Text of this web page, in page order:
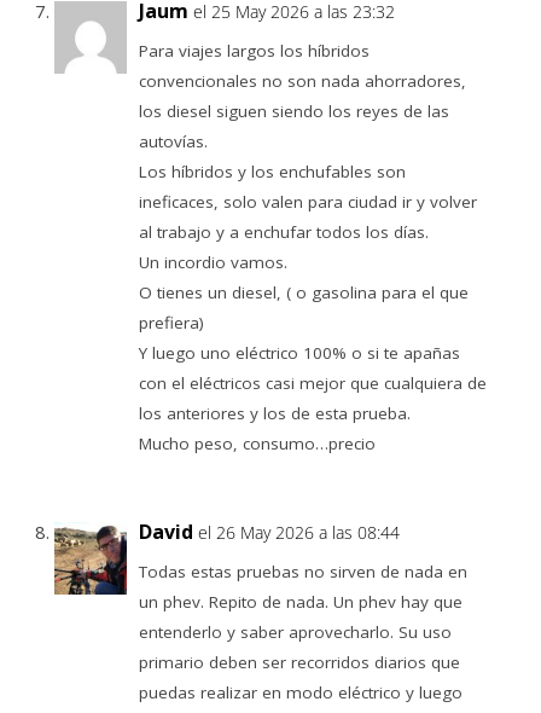
Jaum el 25 May 2026 a las 23:32
Para viajes largos los híbridos
convencionales no son nada ahorradores,
los diesel siguen siendo los reyes de las
autovías.
Los híbridos y los enchufables son
ineficaces, solo valen para ciudad ir y volver
al trabajo y a enchufar todos los días.
Un incordio vamos.
O tienes un diesel, ( o gasolina para el que
prefiera)
Y luego uno eléctrico 100% o si te apañas
con el eléctricos casi mejor que cualquiera de
los anteriores y los de esta prueba.
Mucho peso, consumo…precio
David el 26 May 2026 a las 08:44
Todas estas pruebas no sirven de nada en
un phev. Repito de nada. Un phev hay que
entenderlo y saber aprovecharlo. Su uso
primario deben ser recorridos diarios que
puedas realizar en modo eléctrico y luego